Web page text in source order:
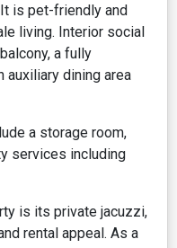
is pet-friendly and
living. Interior social
a fully
auxiliary dining area
a storage room,
services including
is its private jacuzzi,
rental appeal. As a